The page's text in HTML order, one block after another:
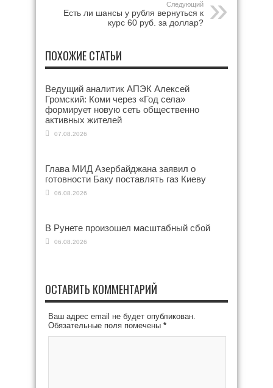
Следующий
Есть ли шансы у рубля вернуться к
курс 60 руб. за доллар?
ПОХОЖИЕ СТАТЬИ
Ведущий аналитик АПЭК Алексей
Громский: Коми через «Год села»
формирует новую сеть общественно
активных жителей
07.08.2026
Глава МИД Азербайджана заявил о
готовности Баку поставлять газ Киеву
06.08.2026
В Рунете произошел масштабный сбой
06.08.2026
ОСТАВИТЬ КОММЕНТАРИЙ
Ваш адрес email не будет опубликован.
Обязательные поля помечены *